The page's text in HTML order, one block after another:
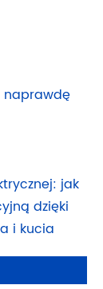
naprawdę
jak
dzięki
i kucia